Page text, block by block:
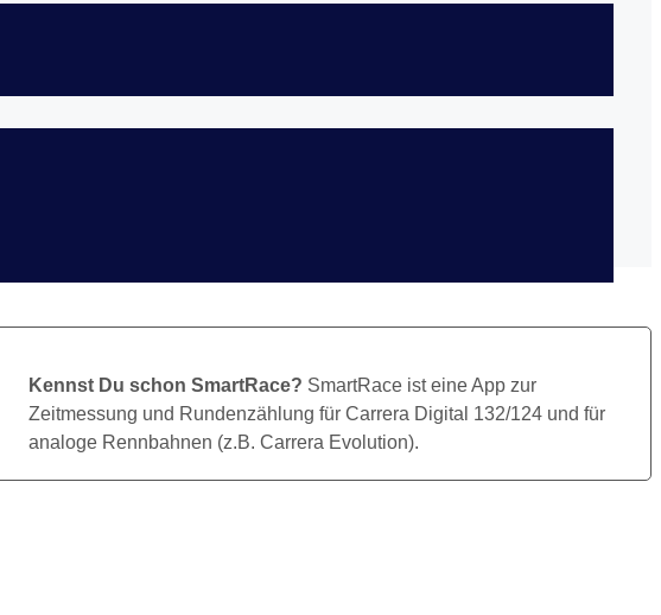
Kennst Du schon SmartRace? SmartRace ist eine App zur
Zeitmessung und Rundenzählung für Carrera Digital 132/124 und für
analoge Rennbahnen (z.B. Carrera Evolution).